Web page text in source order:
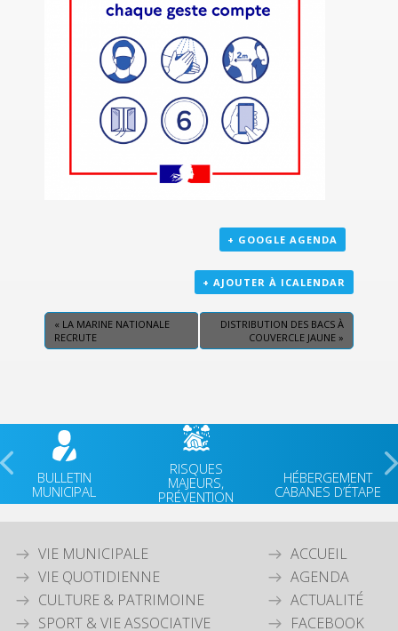
+ GOOGLE AGENDA
+ AJOUTER À ICALENDAR
« LA MARINE NATIONALE
RECRUTE
DISTRIBUTION DES BACS À
COUVERCLE JAUNE »
BULLETIN
MUNICIPAL
RISQUES
MAJEURS,
PRÉVENTION
HÉBERGEMENT
CABANES D’ÉTAPE
VIE MUNICIPALE
VIE QUOTIDIENNE
CULTURE & PATRIMOINE
SPORT & VIE ASSOCIATIVE
ACCUEIL
AGENDA
ACTUALITÉ
FACEBOOK